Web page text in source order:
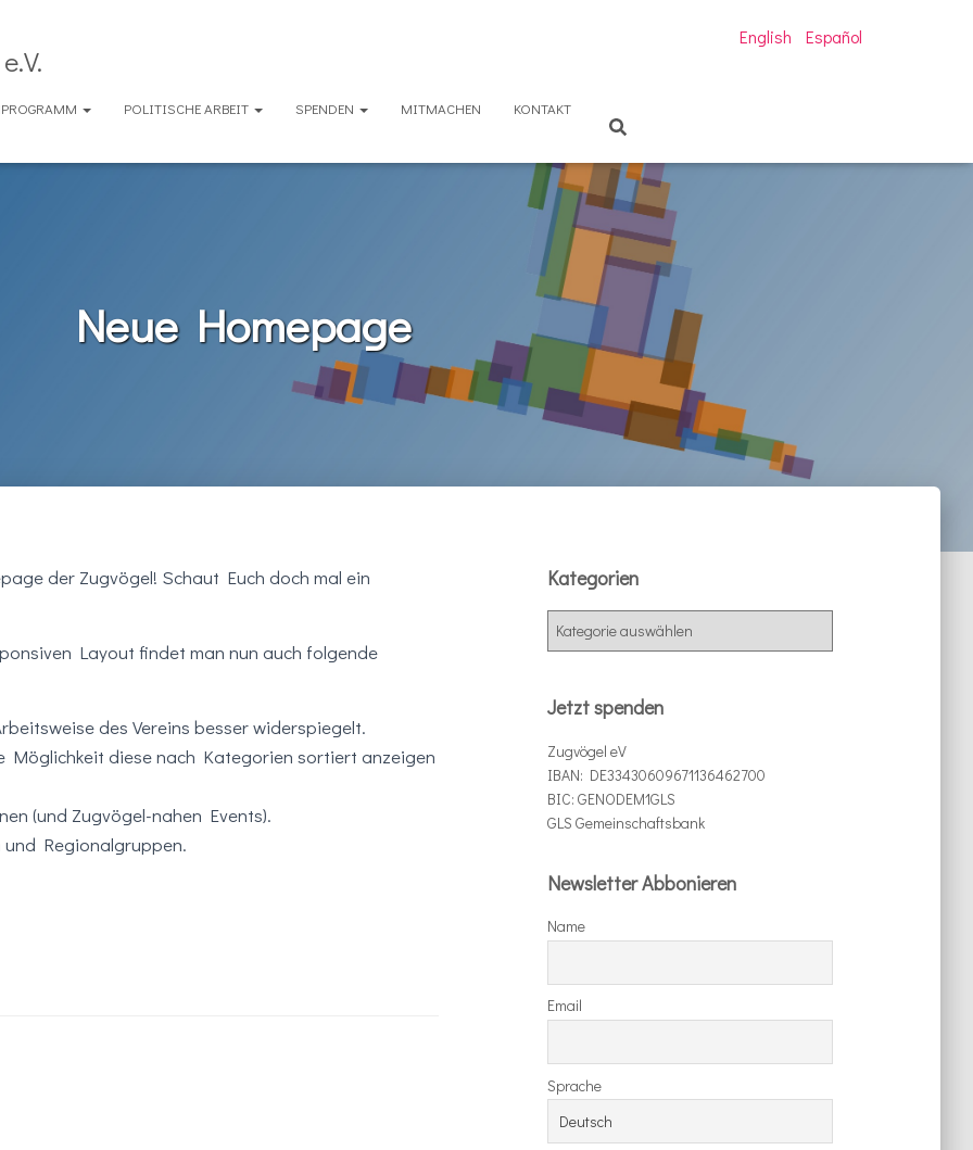
English Español
POLITISCHE ARBEIT SPENDEN MITMACHEN KONTAKT
Neue Homepage
der Zugvögel! Schaut Euch doch mal ein
Layout findet man nun auch folgende
des Vereins besser widerspiegelt.
Möglichkeit diese nach Kategorien sortiert anzeigen
(und Zugvögel-nahen Events).
Regionalgruppen.
Kategorien
g
r
i
e
n
Jetzt spenden
Zugvögel eV
IBAN: DE33430609671136462700
BIC: GENODEM1GLS
GLS Gemeinschaftsbank
Newsletter Abbonieren
Name
Email
Sprache